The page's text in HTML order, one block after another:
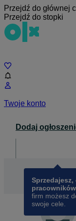
Przejdź do głównej
Przejdź do stopki
Twoje konto
Dodaj
firm możesz
swoje cele.